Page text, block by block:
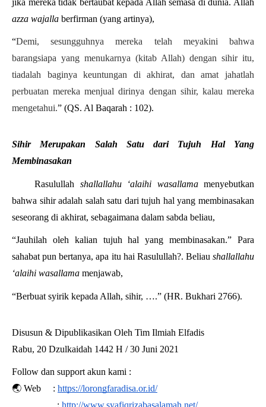
azza wajalla berfirman (yang artinya),
“Demi, sesungguhnya mereka telah meyakini bahwa
barangsiapa yang menukarnya (kitab Allah) dengan sihir itu,
tiadalah baginya keuntungan di akhirat, dan amat jahatlah
perbuatan mereka menjual dirinya dengan sihir, kalau mereka
mengetahui.” (QS. Al Baqarah : 102).
Sihir Merupakan Salah Satu dari Tujuh Hal Yang
Membinasakan
Rasulullah shallallahu ‘alaihi wasallama menyebutkan
bahwa sihir adalah salah satu dari tujuh hal yang membinasakan
seseorang di akhirat, sebagaimana dalam sabda beliau,
“Jauhilah oleh kalian tujuh hal yang membinasakan.” Para
sahabat pun bertanya, apa itu hai Rasulullah?. Beliau shallallahu
‘alaihi wasallama menjawab,
“Berbuat syirik kepada Allah, sihir, ….” (HR. Bukhari 2766).
Disusun & Dipublikasikan Oleh Tim Ilmiah Elfadis
Rabu, 20 Dzulkaidah 1442 H / 30 Juni 2021
Follow dan support akun kami :
🌏 Web
: https://lorongfaradisa.or.id/